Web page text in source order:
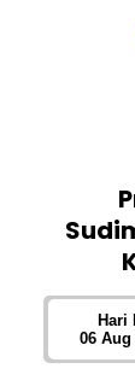
Hari
06 Aug